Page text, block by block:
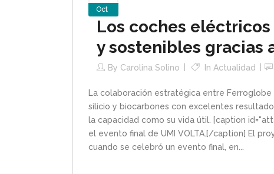
Oct
Los coches
y sostenibles gracias
By Carolina Solino In Actualidad
La colaboración estratégica entre
silicio y biocarbones con excelentes
la capacidad como su vida útil. [caption
el evento final de UMI VOLTA.[/caption] El
cuando se celebró un evento final, en...